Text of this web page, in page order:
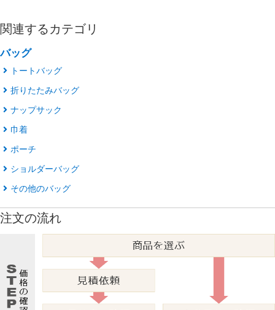
関連するカテゴリ
バッグ
トートバッグ
折りたたみバッグ
ナップサック
巾着
ポーチ
ショルダーバッグ
その他のバッグ
注文の流れ